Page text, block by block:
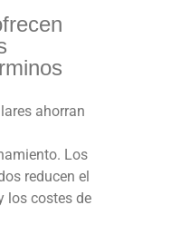
ahorran
Los
reducen el
los costes de